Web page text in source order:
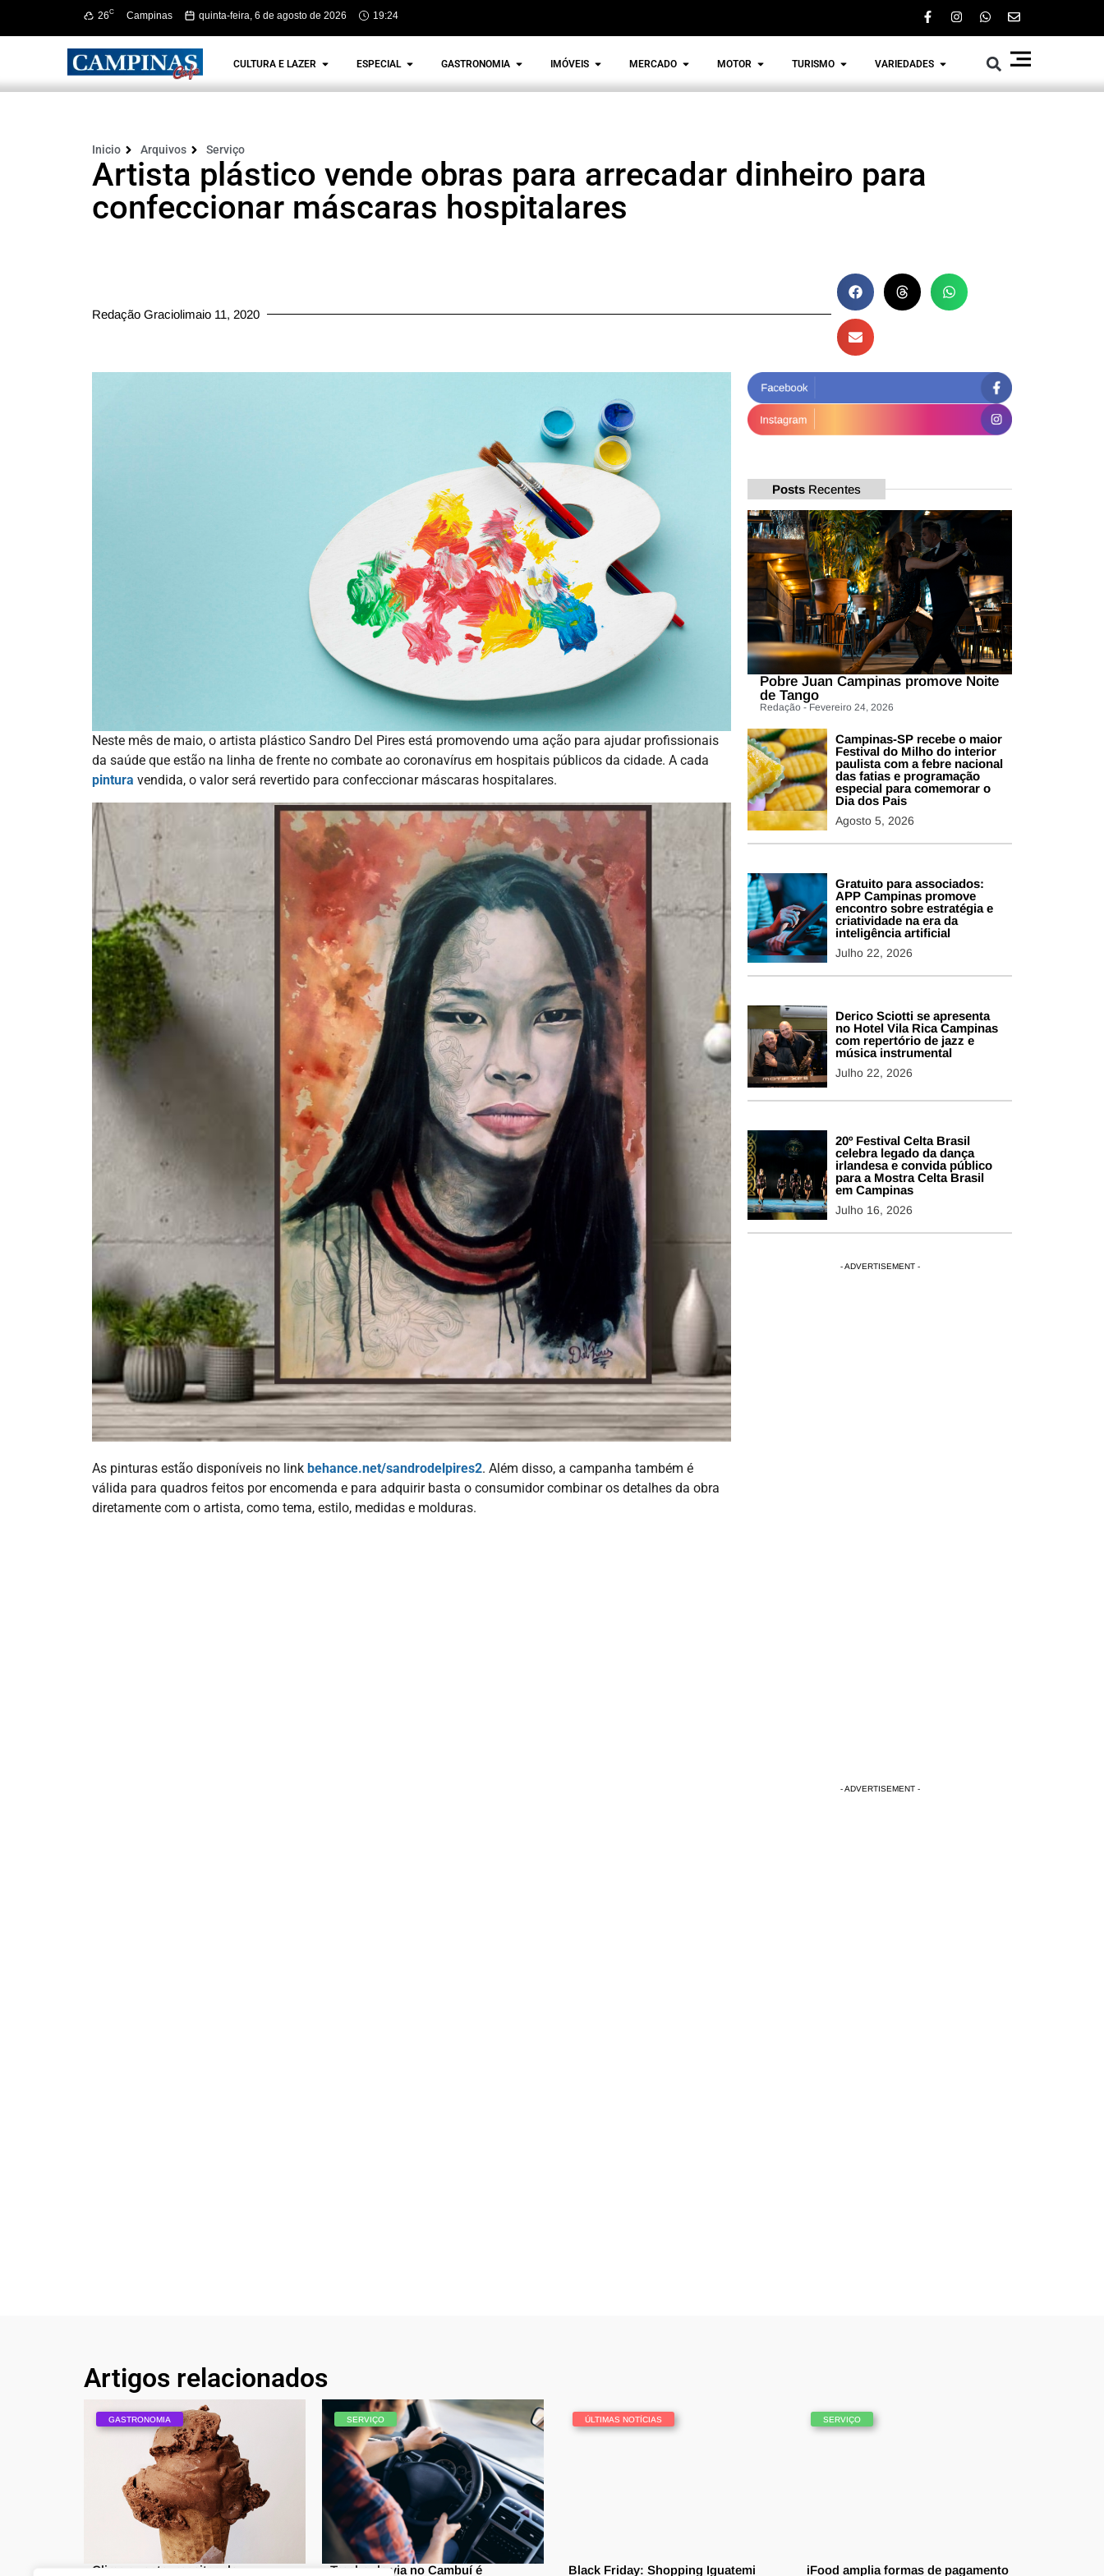
26C Campinas quinta-feira, 6 de agosto de 2026 19:24
CULTURA E LAZER ESPECIAL GASTRONOMIA IMÓVEIS MERCADO MOTOR TURISMO VARIEDADES
Inicio Arquivos Serviço
Artista plástico vende obras para arrecadar dinheiro para
confeccionar máscaras hospitalares
Redação Graciolimaio 11, 2020
Neste mês de maio, o artista plástico Sandro Del Pires está promovendo uma ação para ajudar profissionais
da saúde que estão na linha de frente no combate ao coronavírus em hospitais públicos da cidade. A cada
pintura vendida, o valor será revertido para confeccionar máscaras hospitalares.
As pinturas estão disponíveis no link behance.net/sandrodelpires2. Além disso, a campanha também é
válida para quadros feitos por encomenda e para adquirir basta o consumidor combinar os detalhes da obra
diretamente com o artista, como tema, estilo, medidas e molduras.
Posts Recentes
Pobre Juan Campinas promove Noite
de Tango
Redação - Fevereiro 24, 2026
Campinas-SP recebe o maior
Festival do Milho do interior
paulista com a febre nacional
das fatias e programação
especial para comemorar o
Dia dos Pais
Agosto 5, 2026
Gratuito para associados:
APP Campinas promove
encontro sobre estratégia e
criatividade na era da
inteligência artificial
Julho 22, 2026
Derico Sciotti se apresenta
no Hotel Vila Rica Campinas
com repertório de jazz e
música instrumental
Julho 22, 2026
20º Festival Celta Brasil
celebra legado da dança
irlandesa e convida público
para a Mostra Celta Brasil
em Campinas
Julho 16, 2026
- ADVERTISEMENT - - ADVERTISEMENT -
- ADVERTISEMENT -
Artigos relacionados
GASTRONOMIA
Clima quente: receitas de
SERVIÇO
Trecho de via no Cambuí é
ÚLTIMAS NOTÍCIAS
Black Friday: Shopping Iguatemi
SERVIÇO
iFood amplia formas de pagamento